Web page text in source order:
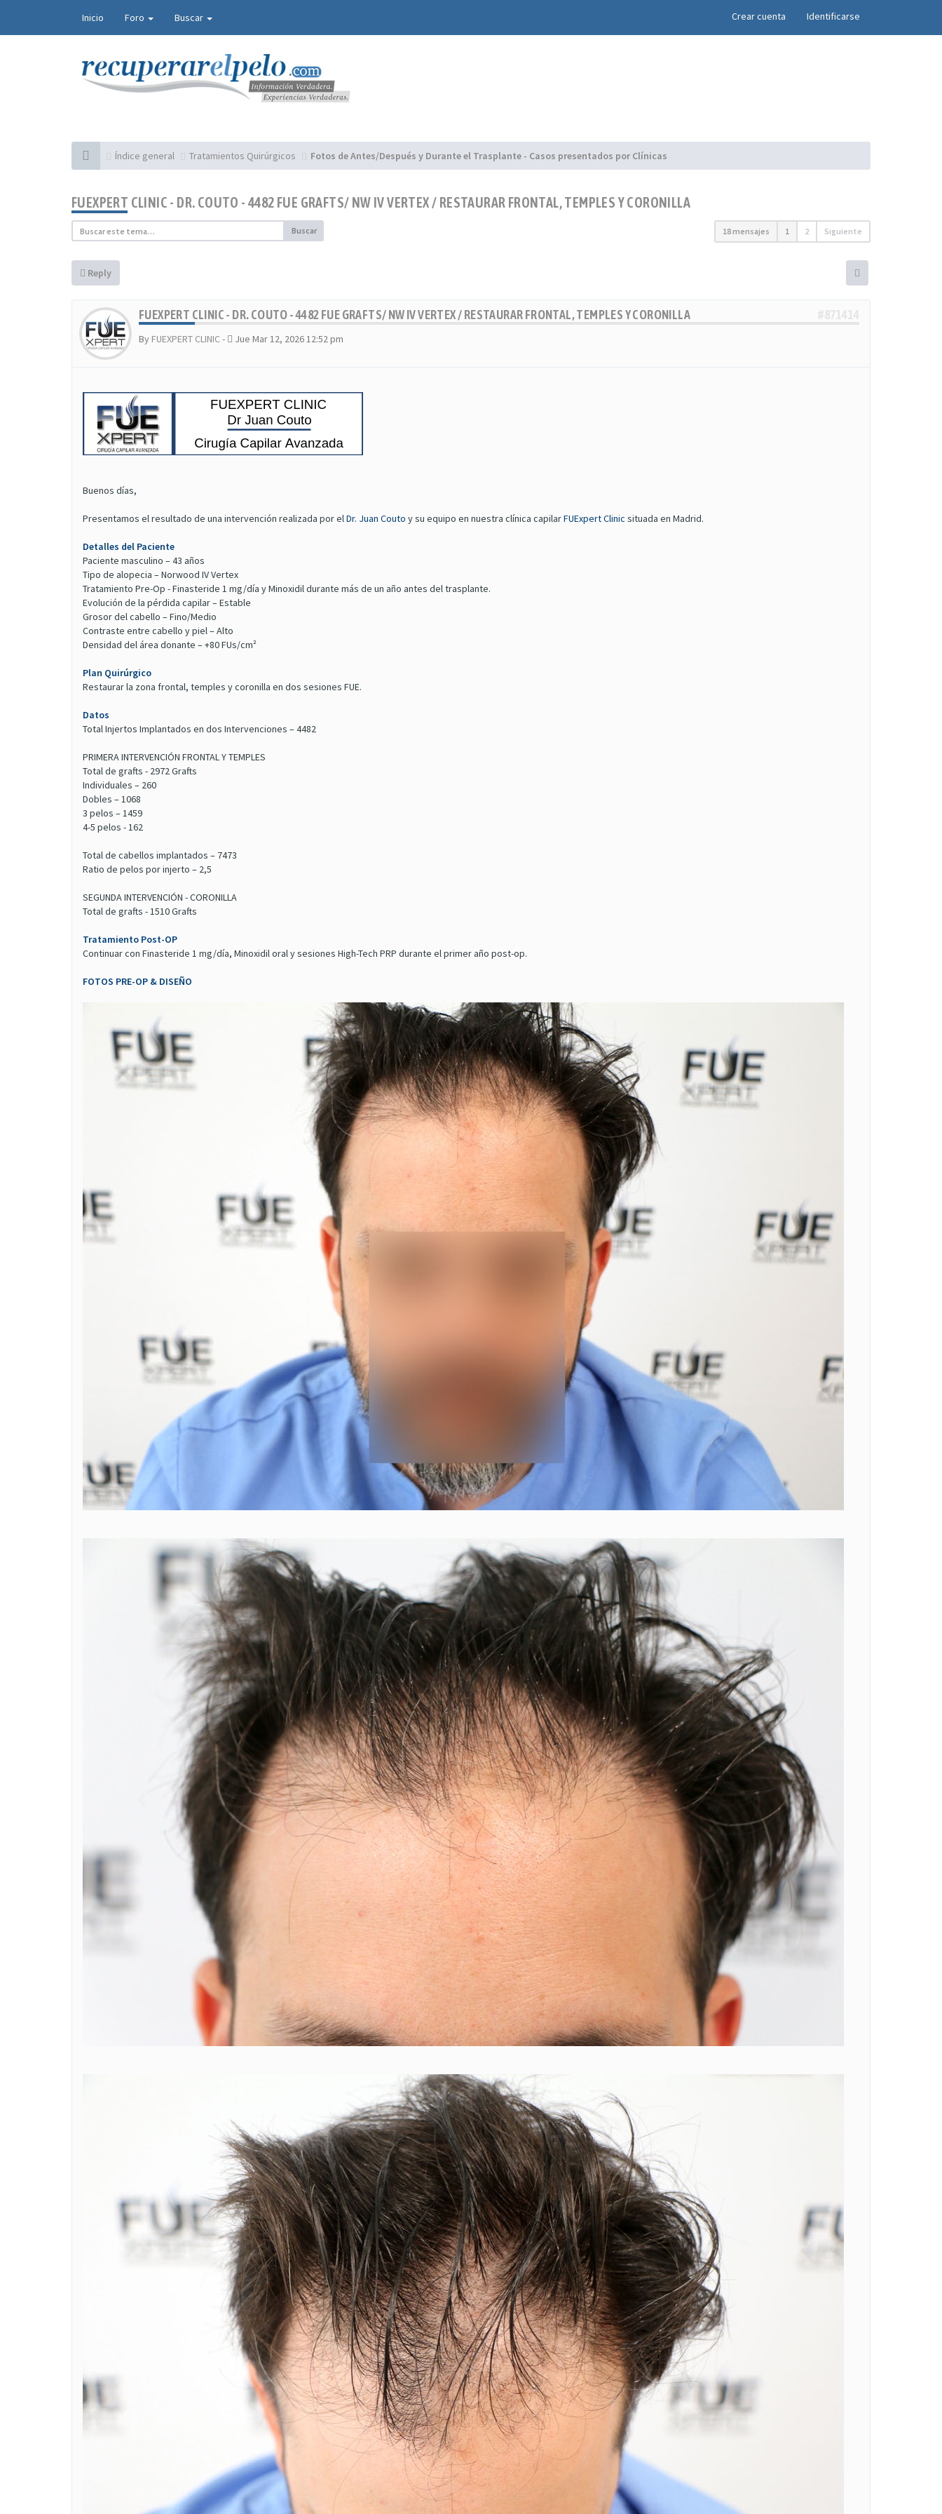
Inicio Foro Buscar Crear cuenta Identificarse ×
Índice general Tratamientos Quirúrgicos Fotos de Antes/Después y Durante el Trasplante - Casos presentados por Clínicas
FUEXPERT CLINIC - DR. COUTO - 4482 FUE GRAFTS/ NW IV VERTEX / RESTAURAR FRONTAL, TEMPLES Y CORONILLA
Buscar 18 mensajes 1 2 Siguiente
Reply
FUEXPERT CLINIC - DR. COUTO - 4482 FUE GRAFTS/ NW IV VERTEX / RESTAURAR FRONTAL, TEMPLES Y CORONILLA
By FUEXPERT CLINIC- Jue Mar 12, 2026 12:52 pm
Buenos días,
Presentamos el resultado de una intervención realizada por elDr. Juan Couto y su equipo en nuestra clínica capilarFUExpert Clinic situada en Madrid.
Detalles del Paciente
Paciente masculino – 43 años
Tipo de alopecia – Norwood IV Vertex
Tratamiento Pre-Op - Finasteride 1 mg/día y Minoxidil durante más de un año antes del trasplante.
Evolución de la pérdida capilar – Estable
Grosor del cabello – Fino/Medio
Contraste entre cabello y piel – Alto
Densidad del área donante – +80 FUs/cm²
Plan Quirúrgico
Restaurar la zona frontal, temples y coronilla en dos sesiones FUE.
Datos
Total Injertos Implantados en dos Intervenciones – 4482
PRIMERA INTERVENCIÓN FRONTAL Y TEMPLES
Total de grafts - 2972 Grafts
Individuales – 260
Dobles – 1068
3 pelos – 1459
4-5 pelos - 162
Total de cabellos implantados – 7473
Ratio de pelos por injerto – 2,5
SEGUNDA INTERVENCIÓN - CORONILLA
Total de grafts - 1510 Grafts
Tratamiento Post-OP
Continuar con Finasteride 1 mg/día, Minoxidil oral y sesiones High-Tech PRP durante el primer año post-op.
FOTOS PRE-OP & DISEÑO